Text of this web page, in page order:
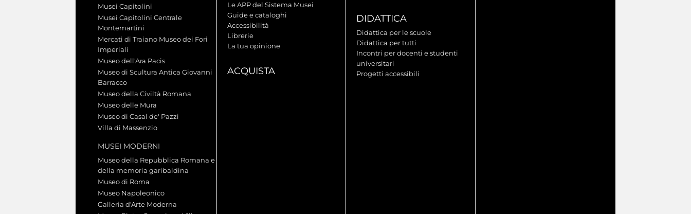
Musei Capitolini
Musei Capitolini Centrale
Montemartini
Mercati di Traiano Museo dei Fori
Imperiali
Museo dell'Ara Pacis
Museo di Scultura Antica Giovanni
Barracco
Museo della Civiltà Romana
Museo delle Mura
Museo di Casal de' Pazzi
Villa di Massenzio
MUSEI MODERNI
Museo della Repubblica Romana e
della memoria garibaldina
Museo di Roma
Museo Napoleonico
Galleria d'Arte Moderna
Le APP del Sistema Musei
Guide e cataloghi
Accessibilità
Librerie
La tua opinione
ACQUISTA
DIDATTICA
Didattica per le scuole
Didattica per tutti
Incontri per docenti e studenti
universitari
Progetti accessibili